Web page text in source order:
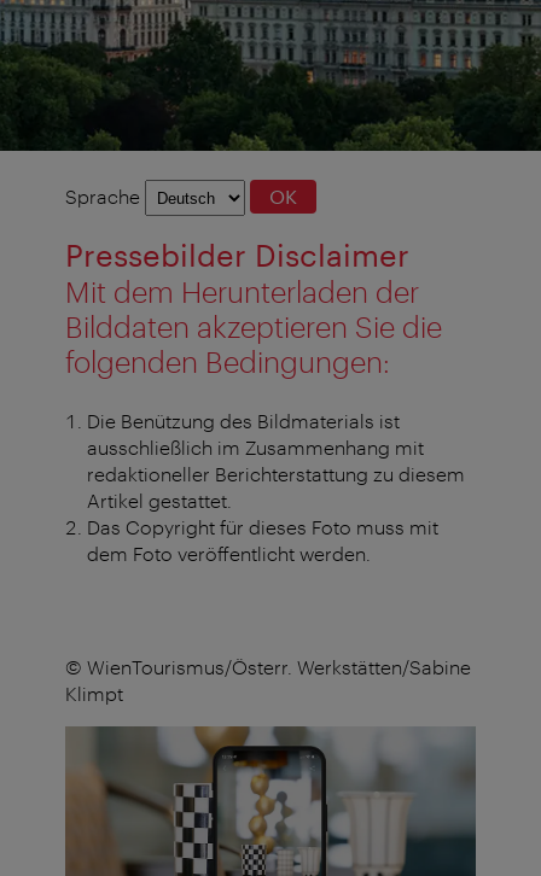
Sprachauswahl
Sprache OK
Pressebilder Disclaimer
Mit dem Herunterladen der
Bilddaten akzeptieren Sie die
folgenden Bedingungen:
Die Benützung des Bildmaterials ist
ausschließlich im Zusammenhang mit
redaktioneller Berichterstattung zu diesem
Artikel gestattet.
Das Copyright für dieses Foto muss mit
dem Foto veröffentlicht werden.
© WienTourismus/Österr. Werkstätten/Sabine
Klimpt